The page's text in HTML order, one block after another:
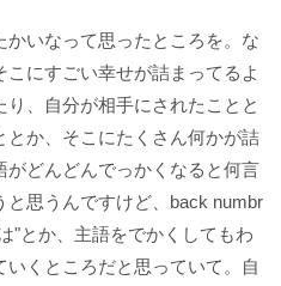
かいなって思ったところを。な
にすごい幸せが詰まってるよ
、自分が相手にされたことと
か、そこにたくさん何かが詰
がどんどんでっかくなると何言
と思うんですけど、back numbr
"とか、主語をでかくしてもわ
くところだと思っていて。自